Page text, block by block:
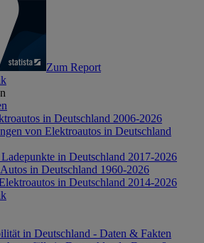
Zum Report
in Deutschland 2006-2026
von Elektroautos in Deutschland
in Deutschland 2017-2026
in Deutschland 1960-2026
in Deutschland 2014-2026
in Deutschland - Daten & Fakten